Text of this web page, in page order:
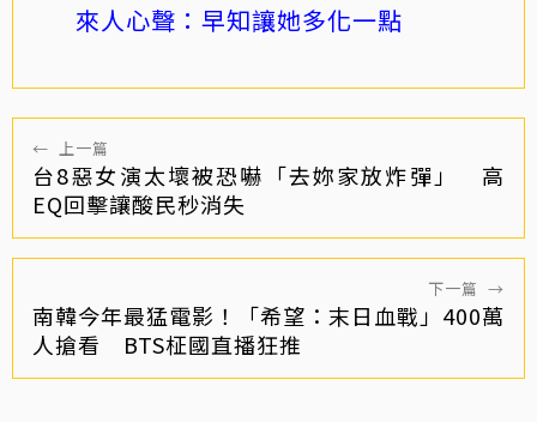
來人心聲：早知讓她多化一點
← 上一篇
台8惡女演太壞被恐嚇「去妳家放炸彈」 高
EQ回擊讓酸民秒消失
下一篇 →
南韓今年最猛電影！「希望：末日血戰」400萬
人搶看 BTS柾國直播狂推